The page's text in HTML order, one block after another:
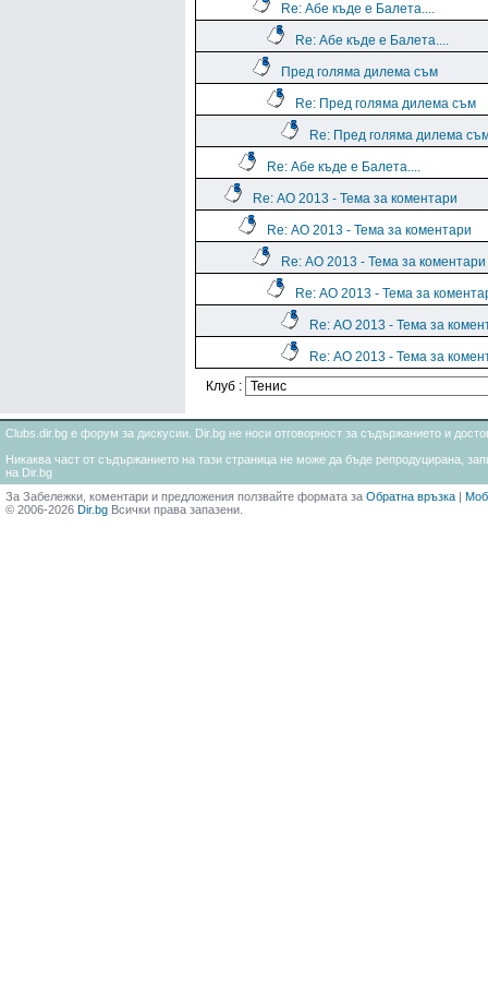
Re: Абе къде е Балета....
Re: Абе къде е Балета....
Пред голяма дилема съм
Re: Пред голяма дилема съм
Re: Пред голяма дилема
Re: Абе къде е Балета....
Re: АО 2013 - Тема за коментари
Re: АО 2013 - Тема за коментари
Re: АО 2013 - Тема за коментари
Re: АО 2013 - Тема за
Re: АО 2013 - Тема за
Re: АО 2013 - Тема за
Клуб :
Clubs.dir.bg е форум за дискусии. Dir.bg не носи отговорност за съдържанието и
Никаква част от съдържанието на тази страница не може да бъде репродуцирана,
на Dir.bg
За Забележки, коментари и предложения ползвайте формата за Обратна връзка |
© 2006-2026 Dir.bg Всички права запазени.